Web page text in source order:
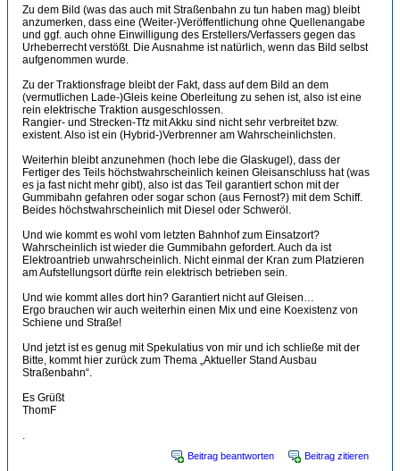
Zu dem Bild (was das auch mit Straßenbahn zu tun haben mag) bleibt
anzumerken, dass eine (Weiter-)Veröffentlichung ohne Quellenangabe
und ggf. auch ohne Einwilligung des Erstellers/Verfassers gegen das
Urheberrecht verstößt. Die Ausnahme ist natürlich, wenn das Bild selbst
aufgenommen wurde.
Zu der Traktionsfrage bleibt der Fakt, dass auf dem Bild an dem
(vermutlichen Lade-)Gleis keine Oberleitung zu sehen ist, also ist eine
rein elektrische Traktion ausgeschlossen.
Rangier- und Strecken-Tfz mit Akku sind nicht sehr verbreitet bzw.
existent. Also ist ein (Hybrid-)Verbrenner am Wahrscheinlichsten.
Weiterhin bleibt anzunehmen (hoch lebe die Glaskugel), dass der
Fertiger des Teils höchstwahrscheinlich keinen Gleisanschluss hat (was
es ja fast nicht mehr gibt), also ist das Teil garantiert schon mit der
Gummibahn gefahren oder sogar schon (aus Fernost?) mit dem Schiff.
Beides höchstwahrscheinlich mit Diesel oder Schweröl.
Und wie kommt es wohl vom letzten Bahnhof zum Einsatzort?
Wahrscheinlich ist wieder die Gummibahn gefordert. Auch da ist
Elektroantrieb unwahrscheinlich. Nicht einmal der Kran zum Platzieren
am Aufstellungsort dürfte rein elektrisch betrieben sein.
Und wie kommt alles dort hin? Garantiert nicht auf Gleisen…
Ergo brauchen wir auch weiterhin einen Mix und eine Koexistenz von
Schiene und Straße!
Und jetzt ist es genug mit Spekulatius von mir und ich schließe mit der
Bitte, kommt hier zurück zum Thema „Aktueller Stand Ausbau
Straßenbahn“.
Es Grüßt
ThomF
.
Beitrag beantworten Beitrag zitieren